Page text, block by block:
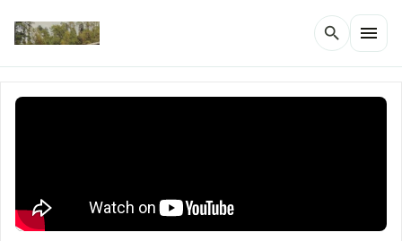
search menu